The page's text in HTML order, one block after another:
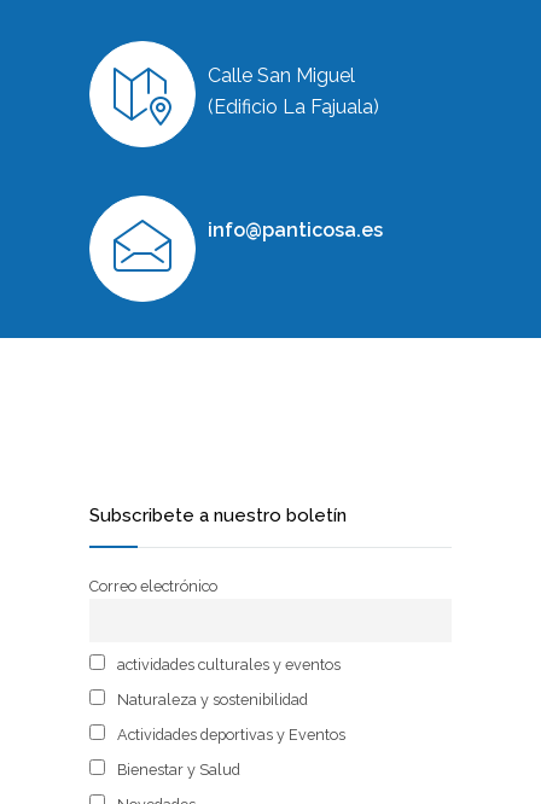
Calle San Miguel
(Edificio La Fajuala)
info@panticosa.es
Subscribete a nuestro boletín
Correo electrónico
actividades culturales y eventos
Naturaleza y sostenibilidad
Actividades deportivas y Eventos
Bienestar y Salud